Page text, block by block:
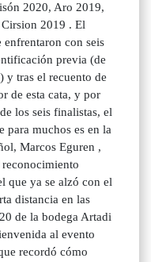
2020, Aro 2019,
2019 . El
enfrentaron con seis
previa (de
y tras el recuento de
de esta cata, y por
los seis finalistas, el
para muchos es en la
Marcos Eguren ,
que ya se alzó con el
distancia en las
de la bodega Artadi
al evento
recordó cómo